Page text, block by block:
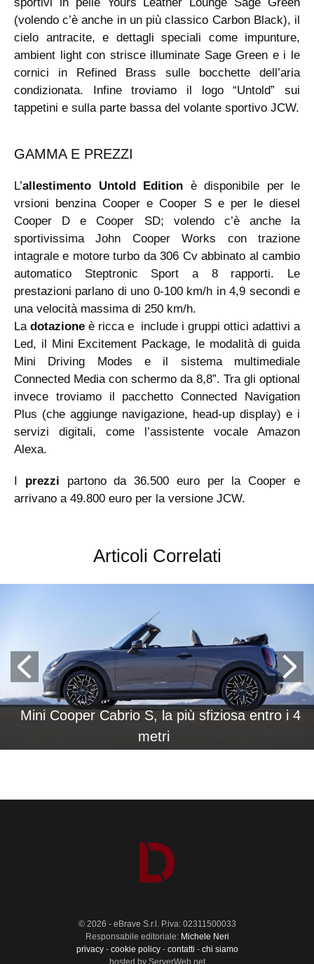
(volendo c’è anche in un più classico Carbon Black), il
cielo antracite, e dettagli speciali come impunture,
ambient light con strisce illuminate Sage Green e i le
cornici in Refined Brass sulle bocchette dell’aria
condizionata. Infine troviamo il logo “Untold” sui
tappetini e sulla parte bassa del volante sportivo JCW.
GAMMA E PREZZI
L’allestimento Untold Edition è disponibile per le
vrsioni benzina Cooper e Cooper S e per le diesel
Cooper D e Cooper SD; volendo c’è anche la
sportivissima John Cooper Works con trazione
intagrale e motore turbo da 306 Cv abbinato al cambio
automatico Steptronic Sport a 8 rapporti. Le
prestazioni parlano di uno 0-100 km/h in 4,9 secondi e
una velocità massima di 250 km/h.
La dotazione è ricca e include i gruppi ottici adattivi a
Led, il Mini Excitement Package, le modalità di guida
Mini Driving Modes e il sistema multimediale
Connected Media con schermo da 8,8”. Tra gli optional
invece troviamo il pacchetto Connected Navigation
Plus (che aggiunge navigazione, head-up display) e i
servizi digitali, come l’assistente vocale Amazon
Alexa.
I prezzi partono da 36.500 euro per la Cooper e
arrivano a 49.800 euro per la versione JCW.
Articoli Correlati
Mini Cooper Cabrio S, la più sfiziosa entro i 4
metri
© 2026 - eBrave S.r.l. P.iva: 02311500033
Responsabile editoriale: Michele Neri
privacy- cookie policy- contatti - chi siamo